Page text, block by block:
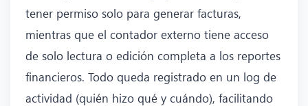
tener permiso solo para generar facturas,
mientras que el contador externo tiene acceso
de solo lectura o edición completa a los reportes
financieros. Todo queda registrado en un log de
actividad (quién hizo qué y cuándo), facilitando